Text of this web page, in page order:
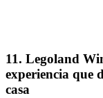
11. Legoland
experiencia que
casa